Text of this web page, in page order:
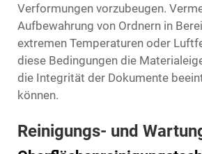
Verformungen vorzubeugen.
Aufbewahrung von Ordnern in
extremen Temperaturen oder
diese Bedingungen die
die Integrität der Dokumente
können.
Reinigungs- und